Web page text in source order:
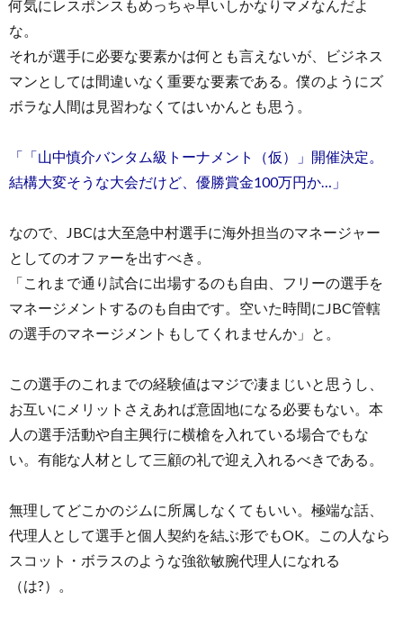
何気にレスポンスもめっちゃ早いしかなりマメなんだよ
な。
それが選手に必要な要素かは何とも言えないが、ビジネス
マンとしては間違いなく重要な要素である。僕のようにズ
ボラな人間は見習わなくてはいかんとも思う。
「「山中慎介バンタム級トーナメント（仮）」開催決定。
結構大変そうな大会だけど、優勝賞金100万円か…」
なので、JBCは大至急中村選手に海外担当のマネージャー
としてのオファーを出すべき。
「これまで通り試合に出場するのも自由、フリーの選手を
マネージメントするのも自由です。空いた時間にJBC管轄
の選手のマネージメントもしてくれませんか」と。
この選手のこれまでの経験値はマジで凄まじいと思うし、
お互いにメリットさえあれば意固地になる必要もない。本
人の選手活動や自主興行に横槍を入れている場合でもな
い。有能な人材として三顧の礼で迎え入れるべきである。
無理してどこかのジムに所属しなくてもいい。極端な話、
代理人として選手と個人契約を結ぶ形でもOK。この人なら
スコット・ボラスのような強欲敏腕代理人になれる
（は?）。